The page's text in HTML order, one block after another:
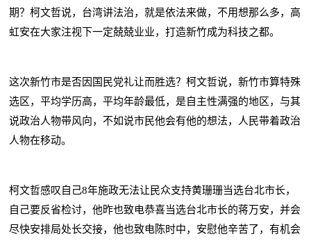
期？柯文哲说，台湾讲法治，就是依法来做，不用想那么多，高
虹安在大家注视下一定兢兢业业，打造新竹成为科技之都。
这次新竹市是否因国民党礼让而胜选？柯文哲说，新竹市算特殊
选区，平均学历高，平均年龄最低，是自主性满强的地区，与其
说政治人物带风向，不如说市民他会有他的想法，人民带着政治
人物在移动。
柯文哲感叹自己8年施政无法让民众支持黄珊珊当选台北市长，
自己要反省检讨，他昨也致电恭喜当选台北市长的蒋万安，并会
尽快安排局处长交接，他也致电陈时中，安慰他辛苦了，有机会